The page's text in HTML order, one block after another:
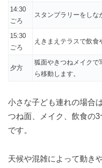
14:30
ごろ
スタンプラリーをしな
15:30
ごろ
えきまえテラスで飲食
夕方
狐面やきつねメイクで
ら移動します。
小さな子ども連れの場合
つね面、メイク、飲食の
です。
天候や混雑によって動き